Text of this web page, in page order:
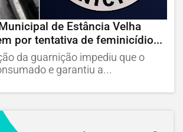
de Estância Velha
por tentativa de feminicídio...
da guarnição impediu que o
e garantiu a...